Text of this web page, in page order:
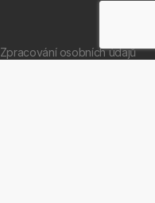
Zpracování osobních údajů